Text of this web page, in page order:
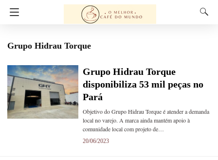
Grupo Hidrau Torque
Grupo Hidrau Torque
disponibiliza 53 mil peças no
Pará
Objetivo do Grupo Hidrau Torque é atender a demanda
local no varejo. A marca ainda mantém apoio à
comunidade local com projeto de…
20/06/2023